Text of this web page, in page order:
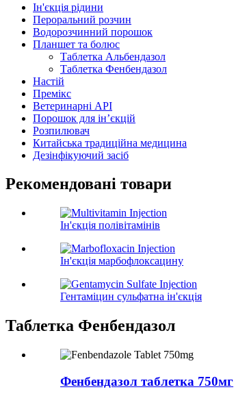
Ін'єкція рідини
Пероральний розчин
Водорозчинний порошок
Планшет та болюс
Таблетка Альбендазол
Таблетка Фенбендазол
Настій
Премікс
Ветеринарні API
Порошок для ін’єкцій
Розпилювач
Китайська традиційна медицина
Дезінфікуючий засіб
Рекомендовані товари
Ін'єкція полівітамінів
Ін'єкція марбофлоксацину
Гентаміцин сульфатна ін'єкція
Таблетка Фенбендазол
Фенбендазол таблетка 750мг